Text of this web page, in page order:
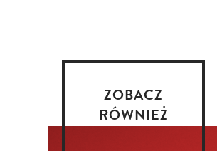
ZOBACZ
RÓWNIEŻ